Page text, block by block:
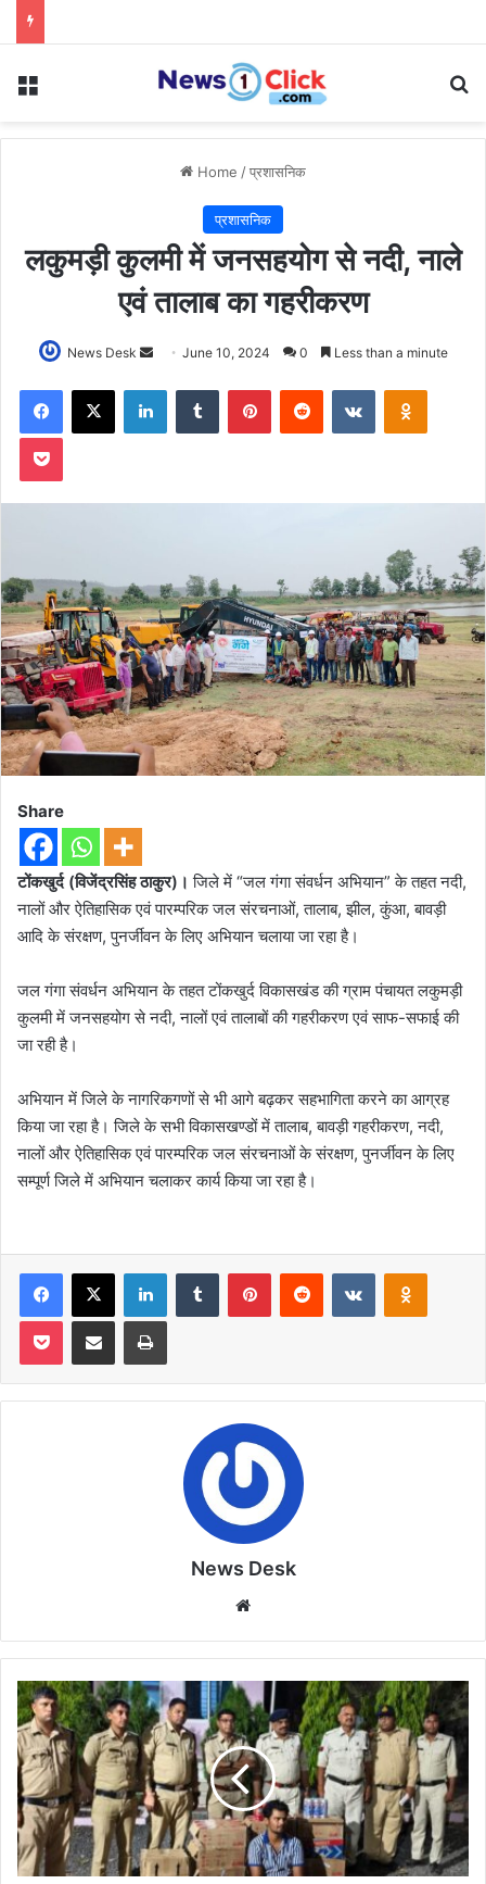
Menu
Home /प्रशासनिक
प्रशासनिक
लकुमड़ी कुलमी में जनसहयोग से नदी, नाले
एवं तालाब का गहरीकरण
News Desk
SendJune 10, 2024 0 Less than a minute
Facebook
X LinkedInTumblr PinterestReddit VKontakte
Pocket
Share
टोंकखुर्द (विजेंद्रसिंह ठाकुर)। जिले में “जल गंगा संवर्धन अभियान” के तहत नदी,
नालों और ऐतिहासिक एवं पारम्परिक जल संरचनाओं, तालाब, झील, कुंआ, बावड़ी
आदि के संरक्षण, पुनर्जीवन के लिए अभियान चलाया जा रहा है।
जल गंगा संवर्धन अभियान के तहत टोंकखुर्द विकासखंड की ग्राम पंचायत लकुमड़ी
कुलमी में जनसहयोग से नदी, नालों एवं तालाबों की गहरीकरण एवं साफ-सफाई की
जा रही है।
अभियान में जिले के नागरिकगणों से भी आगे बढ़कर सहभागिता करने का आग्रह
किया जा रहा है। जिले के सभी विकासखण्डों में तालाब, बावड़ी गहरीकरण, नदी,
नालों और ऐतिहासिक एवं पारम्परिक जल संरचनाओं के संरक्षण, पुनर्जीवन के लिए
सम्पूर्ण जिले में अभियान चलाकर कार्य किया जा रहा है।
Facebook
X LinkedInTumblr PinterestReddit VKontakte
Pocket Share via Email Print
News Desk
अवैध
शराब
संग्रहण
के
विरुद्ध
आबकारी
विभाग
उज्जैन
की